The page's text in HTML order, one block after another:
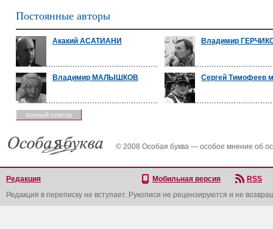
Постоянные авторы
Акакий АСАТИАНИ Владимир
Владимир МАЛЫШКОВ Сергей Тимофеев
полный список
© 2008 Особая буква — особое мнение об
Редакция Мобильная версия
RSS
Редакция в переписку не вступает. Рукописи не рецензируются и не